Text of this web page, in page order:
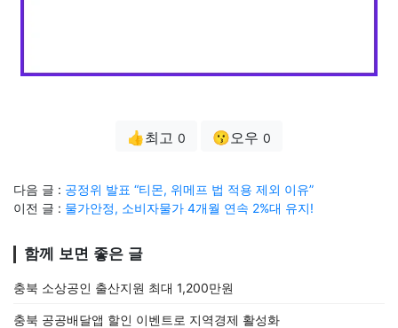
👍최고 0 😗오우 0
다음 글 : 공정위 발표 “티몬, 위메프 법 적용 제외 이유”
이전 글 : 물가안정, 소비자물가 4개월 연속 2%대 유지!
함께 보면 좋은 글
충북 소상공인 출산지원 최대 1,200만원
충북 공공배달앱 할인 이벤트로 지역경제 활성화